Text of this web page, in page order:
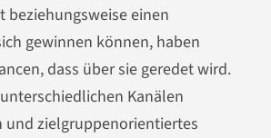
beziehungsweise einen
gewinnen können, haben
dass über sie geredet wird.
Kanälen
und zielgruppenorientiertes